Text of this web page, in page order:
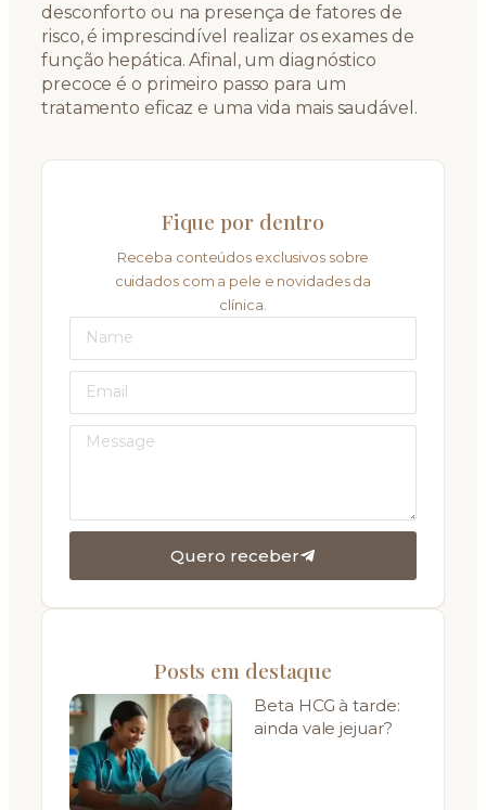
desconforto ou na presença de fatores de
risco, é imprescindível realizar os exames de
função hepática. Afinal, um diagnóstico
precoce é o primeiro passo para um
tratamento eficaz e uma vida mais saudável.
Fique por dentro
Receba conteúdos exclusivos sobre
cuidados com a pele e novidades da
clínica.
Quero receber
Posts em destaque
Beta HCG à tarde:
ainda vale jejuar?